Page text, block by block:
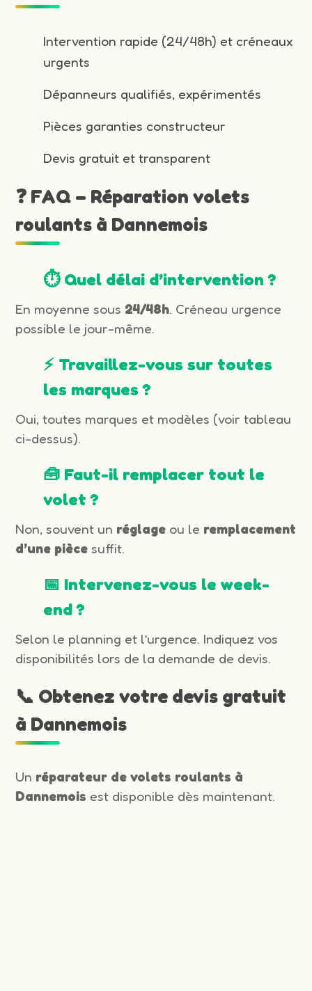
Intervention rapide (24/48h) et créneaux
urgents
Dépanneurs qualifiés, expérimentés
Pièces garanties constructeur
Devis gratuit et transparent
❓ FAQ – Réparation volets
roulants à Dannemois
⏱️ Quel délai d’intervention ?
En moyenne sous 24/48h. Créneau urgence
possible le jour-même.
⚡ Travaillez-vous sur toutes
les marques ?
Oui, toutes marques et modèles (voir tableau
ci-dessus).
🧰 Faut-il remplacer tout le
volet ?
Non, souvent un réglage ou le remplacement
d’une pièce suffit.
📅 Intervenez-vous le week-
end ?
Selon le planning et l’urgence. Indiquez vos
disponibilités lors de la demande de devis.
📞 Obtenez votre devis gratuit
à Dannemois
Un réparateur de volets roulants à
Dannemois est disponible dès maintenant.